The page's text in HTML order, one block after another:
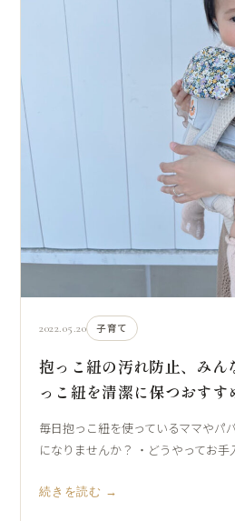
2022.05.20 子育て
抱っこ紐の汚れ防止、みん
っこ紐を清潔に保つおすす
毎日抱っこ紐を使っているママやパ
になりませんか？ ・どうやってお
続きを読む →